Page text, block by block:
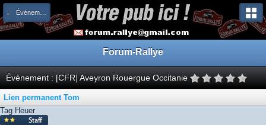
← Événements à venir
Forum-Rallye
Évènement : [CFR] Aveyron Rouergue Occitanie
Lien permanent Tom
Tag Heuer